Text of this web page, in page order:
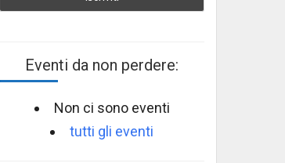
Eventi da non perdere:
Non ci sono eventi
tutti gli eventi